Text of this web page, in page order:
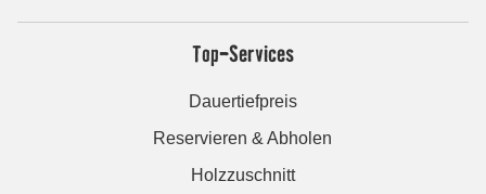
Top-Services
Dauertiefpreis
Reservieren & Abholen
Holzzuschnitt